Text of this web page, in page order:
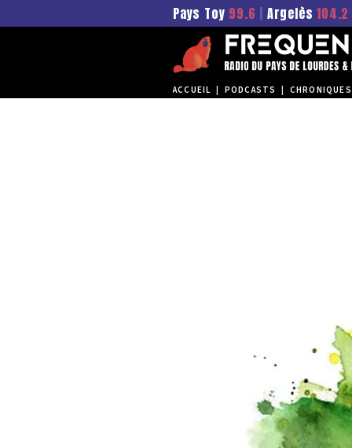
Pays Toy 99.6 | Argelès104.2
ACCUEIL | PODCASTS | CHRONIQUES